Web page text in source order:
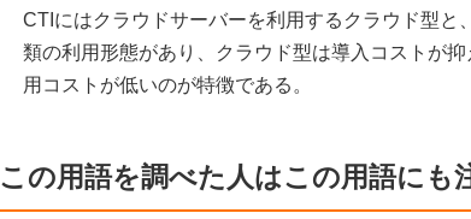
CTIにはクラウドサーバーを利用するクラウド型
類の利用形態があり、クラウド型は導入コストが
用コストが低いのが特徴である。
この用語を調べた人はこの用語にも